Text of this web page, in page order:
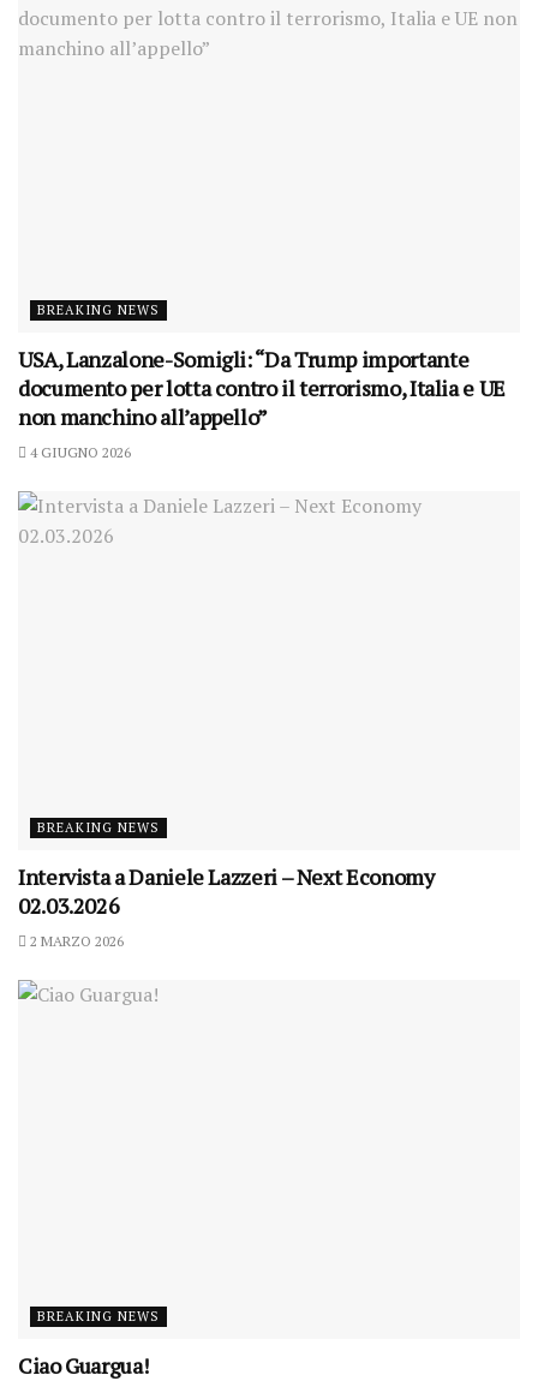
BREAKING NEWS
USA, Lanzalone-Somigli: “Da Trump importante
documento per lotta contro il terrorismo, Italia e UE
non manchino all’appello”
4 GIUGNO 2026
BREAKING NEWS
Intervista a Daniele Lazzeri – Next Economy
02.03.2026
2 MARZO 2026
BREAKING NEWS
Ciao Guargua!